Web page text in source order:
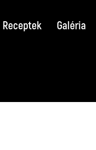
Receptek Galéria